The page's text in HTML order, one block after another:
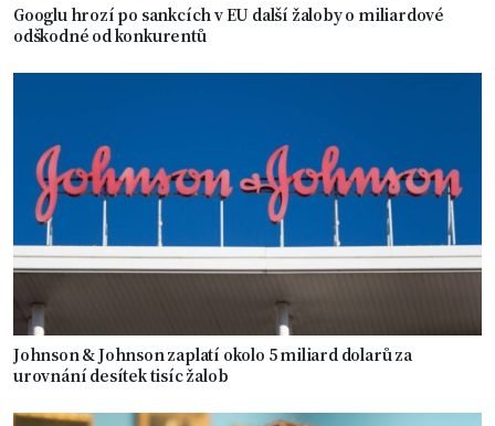
Googlu hrozí po sankcích v EU další žaloby o miliardové
odškodné od konkurentů
Johnson & Johnson zaplatí okolo 5 miliard dolarů za
urovnání desítek tisíc žalob